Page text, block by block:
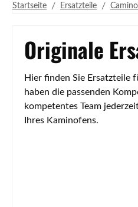
Startseite / Ersatzteile /
Originale
Hier finden Sie Ersatzteile
haben die passenden
kompetentes Team
Ihres Kaminofens.